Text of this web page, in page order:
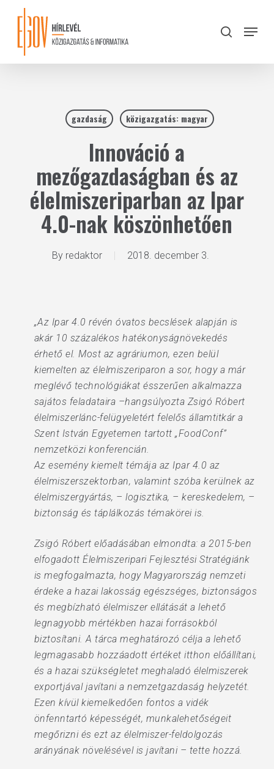
content
search
Menu
gazdaság közigazgatás: magyar
Innováció a
mezőgazdaságban és az
élelmiszeriparban az Ipar
4.0-nak köszönhetően
By redaktor 2018. december 3.
„Az Ipar 4.0 révén óvatos becslések alapján is
akár 10 százalékos hatékonyságnövekedés
érhető el. Most az agráriumon, ezen belül
kiemelten az élelmiszeriparon a sor, hogy a már
meglévő technológiákat ésszerűen alkalmazza
sajátos feladataira –hangsúlyozta Zsigó Róbert
élelmiszerlánc-felügyeletért felelős államtitkár a
Szent István Egyetemen tartott „FoodConf”
nemzetközi konferencián.
Az esemény kiemelt témája az Ipar 4.0 az
élelmiszerszektorban, valamint szóba kerülnek az
élelmiszergyártás, – logisztika, – kereskedelem, –
biztonság és táplálkozás témakörei is.
Zsigó Róbert előadásában elmondta: a 2015-ben
elfogadott Élelmiszeripari Fejlesztési Stratégiánk
is megfogalmazta, hogy Magyarország nemzeti
érdeke a hazai lakosság egészséges, biztonságos
és megbízható élelmiszer ellátását a lehető
legnagyobb mértékben hazai forrásokból
biztosítani. A tárca meghatározó célja a lehető
legmagasabb hozzáadott értéket itthon előállítani,
és a hazai szükségletet meghaladó élelmiszerek
exportjával javítani a nemzetgazdaság helyzetét.
Ezen kívül kiemelkedően fontos a vidék
önfenntartó képességét, munkalehetőségeit
megőrizni és ezt az élelmiszer-feldolgozás
arányának növelésével is javítani – tette hozzá.
Close